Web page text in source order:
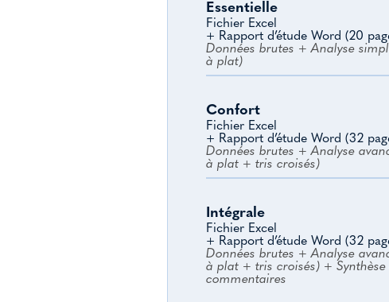
Essentielle
Fichier Excel
+ Rapport d’étude Word (20
Données brutes + Analyse
à plat)
Confort
Fichier Excel
+ Rapport d’étude Word (32
Données brutes + Analyse
à plat + tris croisés)
Intégrale
Fichier Excel
+ Rapport d’étude Word (32
Données brutes + Analyse
à plat + tris croisés) + Synthèse
commentaires